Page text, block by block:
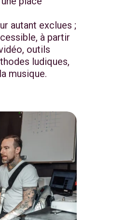
autant exclues ;
à partir
outils
ludiques,
musique.